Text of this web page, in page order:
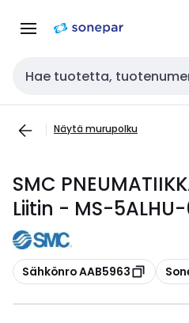
navigointiinsisältöön
Haku
Näytä murupolku
SMC
Liitin - MS-
Kopioi
Sähkönro AAB5963 Kopioi